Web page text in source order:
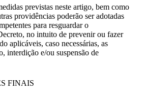
previstas neste artigo, bem como
providências poderão ser adotadas
para resguardar o
no intuito de prevenir ou fazer
aplicáveis, caso necessárias, as
interdição e/ou suspensão de
FINAIS